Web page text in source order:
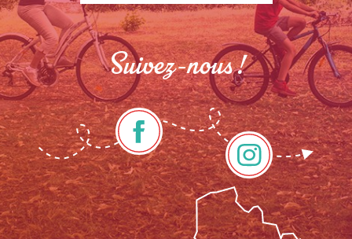
Suivez-nous !